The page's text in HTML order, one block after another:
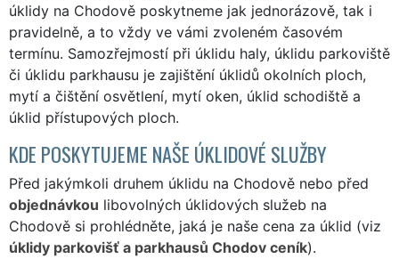
úklidy na Chodově poskytneme jak jednorázově, tak i
pravidelně, a to vždy ve vámi zvoleném časovém
termínu. Samozřejmostí při úklidu haly, úklidu parkoviště
či úklidu parkhausu je zajištění úklidů okolních ploch,
mytí a čištění osvětlení, mytí oken, úklid schodiště a
úklid přístupových ploch.
KDE POSKYTUJEME NAŠE ÚKLIDOVÉ SLUŽBY
Před jakýmkoli druhem úklidu na Chodově nebo před
objednávkou libovolných úklidových služeb na
Chodově si prohlédněte, jaká je naše cena za úklid (viz
úklidy parkovišť a parkhausů Chodov ceník).